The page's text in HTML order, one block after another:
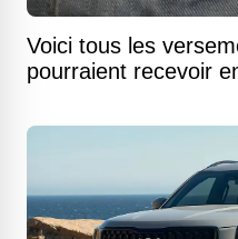
Voici tous les
pourraient recevoir